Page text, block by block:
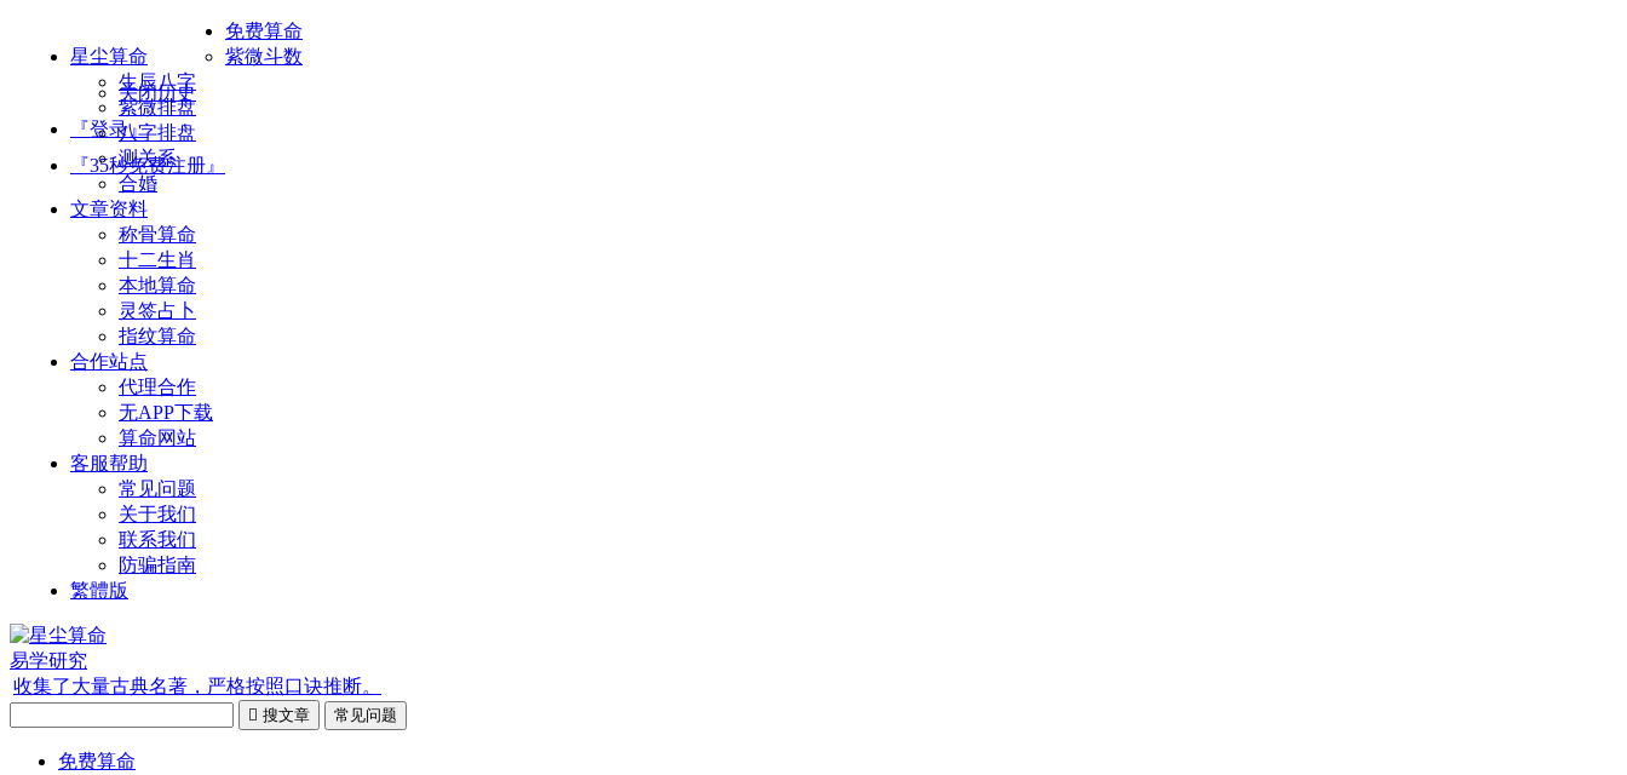
星尘算命
关闭历史
『登录』
『35秒免费注册』
免费算命
紫微斗数
生辰八字
紫微排盘
八字排盘
测关系
合婚
文章资料
称骨算命
十二生肖
本地算命
灵签占卜
指纹算命
合作站点
代理合作
无APP下载
算命网站
客服帮助
常见问题
关于我们
联系我们
防骗指南
繁體版
易学研究
收集了大量古典名著，严格按照口诀推断。
 搜文章 常见问题
免费算命